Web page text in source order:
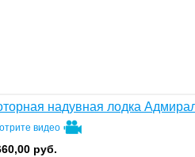
надувная лодка
видео
руб.